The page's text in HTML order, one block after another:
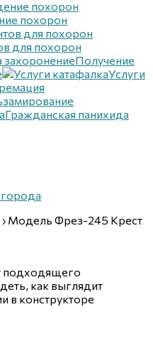
похорон
для похорон
Получение
Услуги
Гражданская панихида
› Модель Фрез-245 Крест
подходящего
как выглядит
в конструкторе